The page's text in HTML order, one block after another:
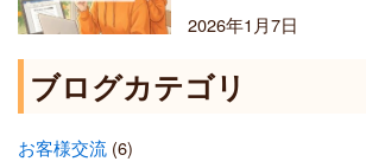
2026年1月7日
ブログカテゴリ
お客様交流(6)